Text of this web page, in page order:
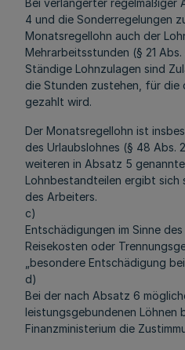
Bei verlängerter regelmäßiger
4 und die Sonderregelungen
Monatsregellohn auch der
Mehrarbeitsstunden (§ 21
Ständige Lohnzulagen sind
die Stunden zustehen, für die
gezahlt wird.
Der Monatsregellohn ist
des Urlaubslohnes (§ 48 Abs.
weiteren in Absatz 5
Lohnbestandteilen ergibt sich
des Arbeiters.
c)
Entschädigungen im Sinne
Reisekosten oder
„besondere Entschädigung
d)
Bei der nach Absatz 6
leistungsgebundenen Löhnen
Finanzministerium die